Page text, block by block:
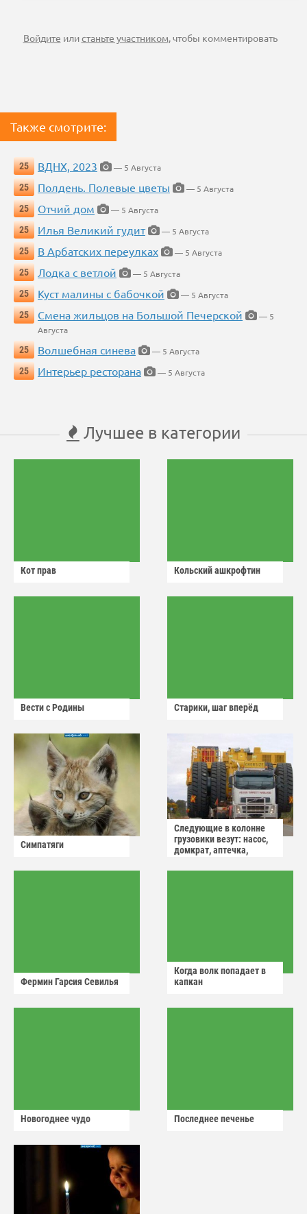
Войдите илистаньте участником, чтобы комментировать
Также смотрите:
25 ВДНХ, 2023
— 5 Августа
25
Полдень. Полевые цветы
— 5 Августа
25
Отчий дом
— 5 Августа
25
Илья Великий гудит
— 5 Августа
25
В Арбатских переулках
— 5 Августа
25
Лодка с ветлой
— 5 Августа
25
Куст малины с бабочкой
— 5 Августа
25
Смена жильцов на Большой Печерской
— 5
Августа
25
Волшебная синева
— 5 Августа
25
Интерьер ресторана — 5 Августа
Лучшее в категории
Кот прав Кольский ашкрофтин
Вести с Родины Старики, шаг вперёд
Симпатяги
Следующие в колонне
грузовики везут: насос,
домкрат, аптечка,
Фермин Гарсия Севилья
Когда волк попадает в
капкан
Новогоднее чудо Последнее печенье